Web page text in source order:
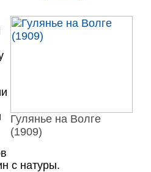
Гулянье на Волге
(1909)
с натуры.